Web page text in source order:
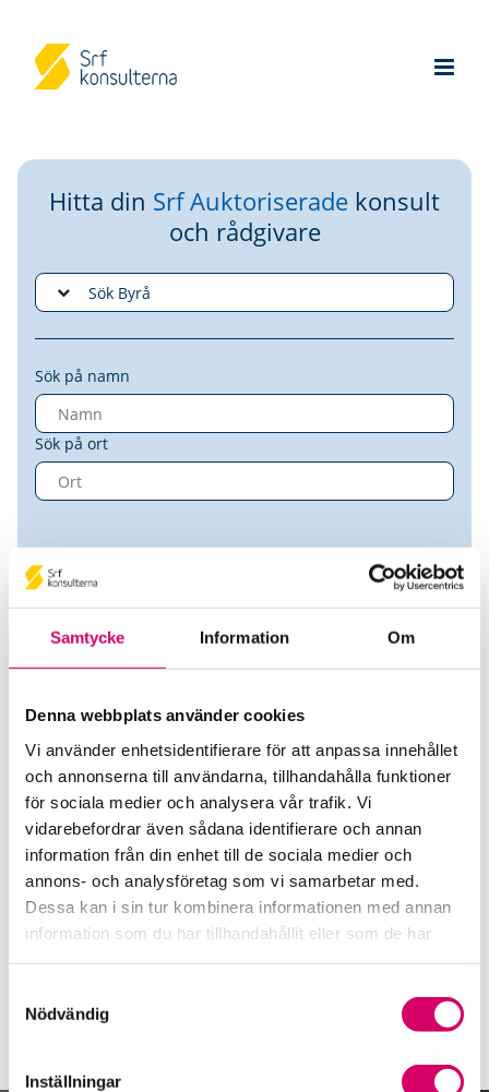
Samtycke Information Om
Denna webbplats använder cookies
Vi använder enhetsidentifierare för att anpassa innehållet
och annonserna till användarna, tillhandahålla funktioner
för sociala medier och analysera vår trafik. Vi
vidarebefordrar även sådana identifierare och annan
information från din enhet till de sociala medier och
annons- och analysföretag som vi samarbetar med.
Dessa kan i sin tur kombinera informationen med annan
information som du har tillhandahållit eller som de har
Nödvändig
Inställningar
Hitta din Srf Auktoriserade konsult
och rådgivare
Sök på namn
Sök på ort
Eva Fahlén
Auktoriserad Lönekonsult
VicApta AB
Västerås